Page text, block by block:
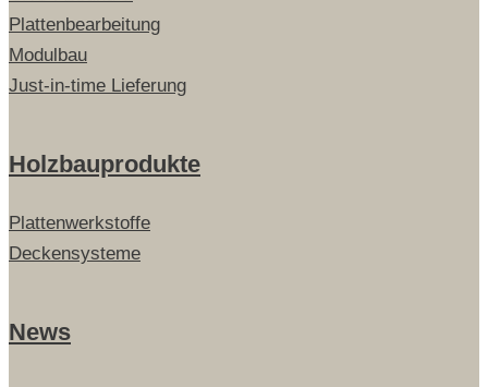
Plattenbearbeitung
Modulbau
Just-in-time Lieferung
Holzbauprodukte
Plattenwerkstoffe
Deckensysteme
News